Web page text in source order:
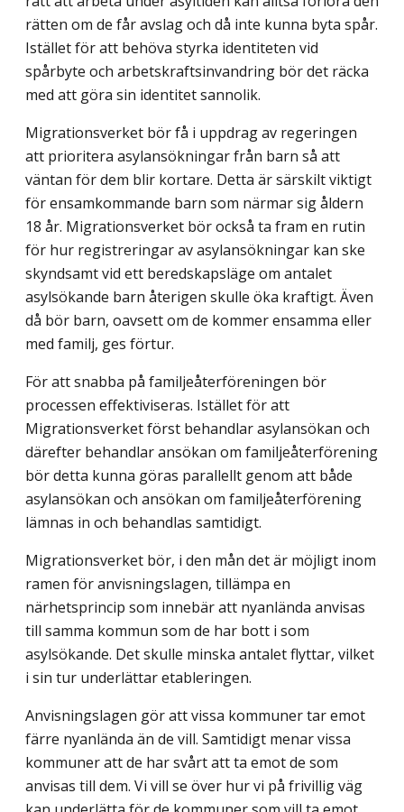
rätten om de får avslag och då inte kunna byta spår.
Istället för att behöva styrka identiteten vid
spårbyte och arbetskraftsinvandring bör det räcka
med att göra sin identitet sannolik.
Migrationsverket bör få i uppdrag av regeringen
att prioritera asylansökningar från barn så att
väntan för dem blir kortare. Detta är särskilt viktigt
för ensamkommande barn som närmar sig åldern
18 år. Migrationsverket bör också ta fram en rutin
för hur registreringar av asylansökningar kan ske
skyndsamt vid ett beredskapsläge om antalet
asylsökande barn återigen skulle öka kraftigt. Även
då bör barn, oavsett om de kommer ensamma eller
med familj, ges förtur.
För att snabba på familjeåterföreningen bör
processen effektiviseras. Istället för att
Migrationsverket först behandlar asylansökan och
därefter behandlar ansökan om familjeåterförening
bör detta kunna göras parallellt genom att både
asylansökan och ansökan om familjeåterförening
lämnas in och behandlas samtidigt.
Migrationsverket bör, i den mån det är möjligt inom
ramen för anvisningslagen, tillämpa en
närhetsprincip som innebär att nyanlända anvisas
till samma kommun som de har bott i som
asylsökande. Det skulle minska antalet flyttar, vilket
i sin tur underlättar etableringen.
Anvisningslagen gör att vissa kommuner tar emot
färre nyanlända än de vill. Samtidigt menar vissa
kommuner att de har svårt att ta emot de som
anvisas till dem. Vi vill se över hur vi på frivillig väg